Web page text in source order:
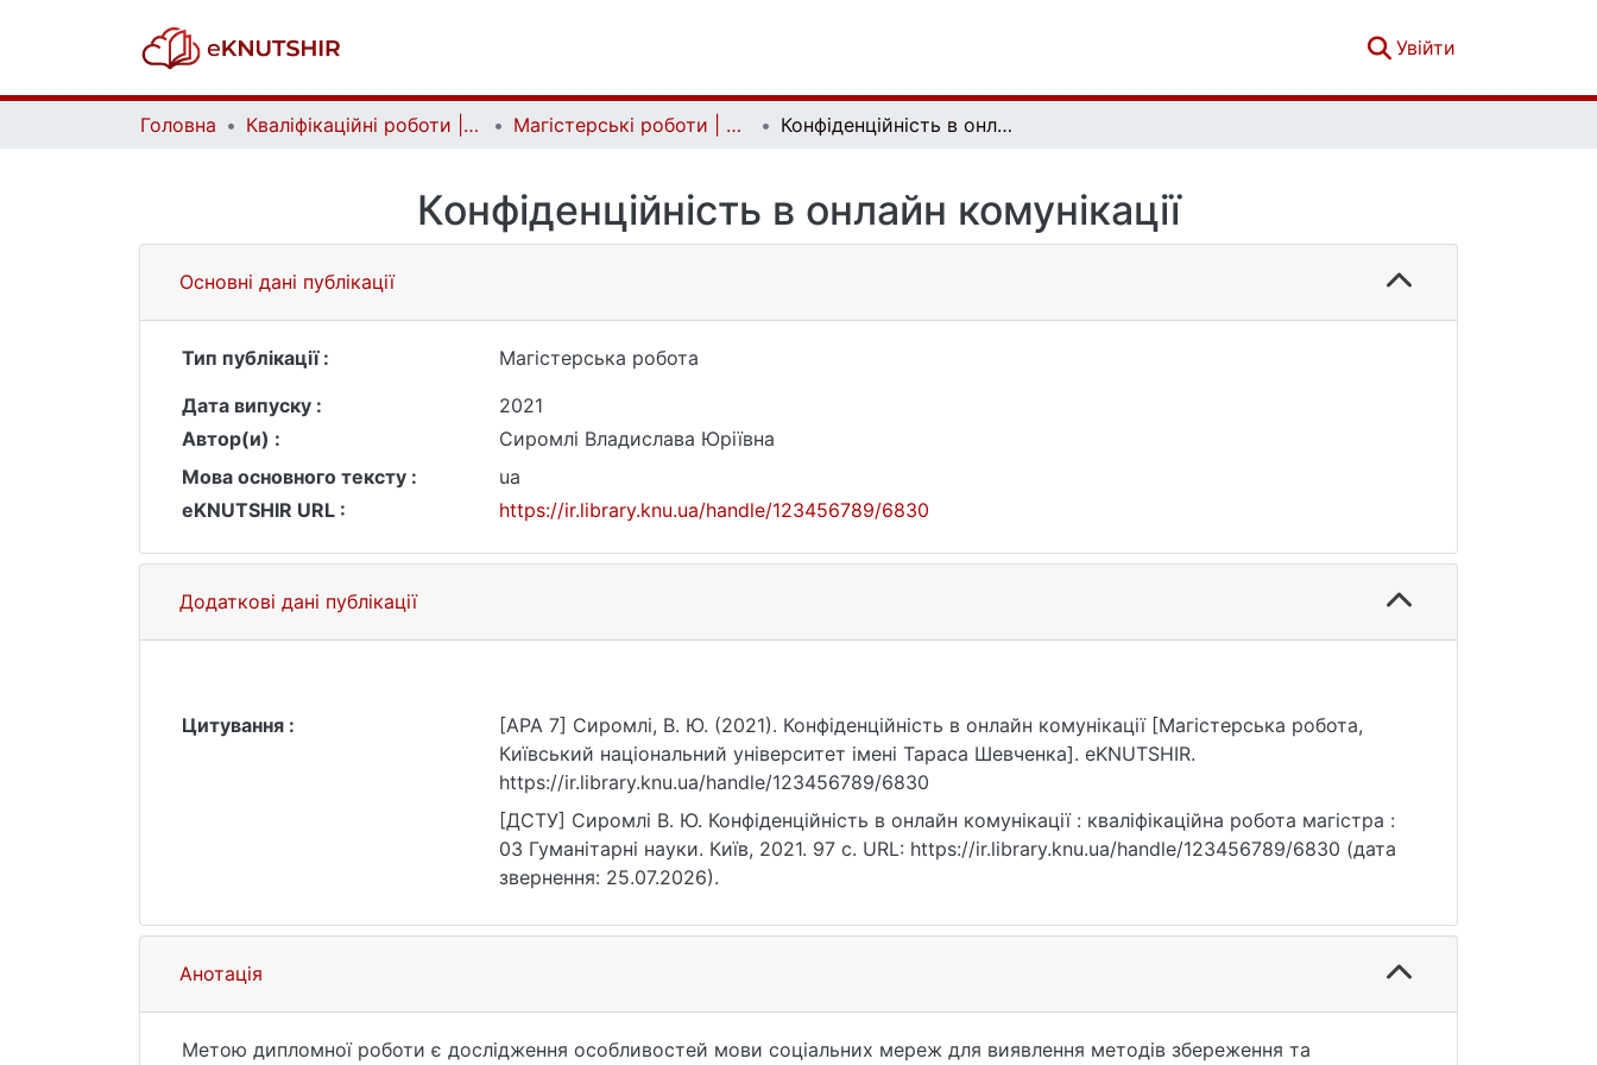
Увійти
Головна Кваліфікаційні роботи | Qualifying works Магістерські роботи | Master's theses Конфіденційність в онлайн комунікації
Конфіденційність в онлайн комунікації
Основні дані публікації
Тип публікації :
Магістерська робота
Дата випуску :
2021
Автор(и) :
Сиромлі Владислава Юріївна
Мова основного тексту :
ua
eKNUTSHIR URL :
https://ir.library.knu.ua/handle/123456789/6830
Додаткові дані публікації
Цитування :
[APA 7] Сиромлі, В. Ю. (2021). Конфіденційність в онлайн комунікації [Магістерська робота,
Київський національний університет імені Тараса Шевченка]. eKNUTSHIR.
https://ir.library.knu.ua/handle/123456789/6830
[ДСТУ] Сиромлі В. Ю. Конфіденційність в онлайн комунікації : кваліфікаційна робота магістра :
03 Гуманітарні науки. Київ, 2021. 97 с. URL: https://ir.library.knu.ua/handle/123456789/6830 (дата
звернення: 25.07.2026).
Анотація
Метою дипломної роботи є дослідження особливостей мови соціальних мереж для виявлення методів збереження та